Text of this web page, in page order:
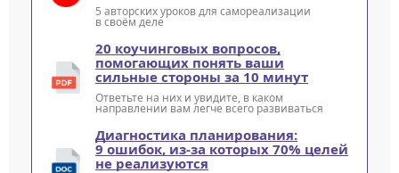
5 авторских уроков для самореализации
в своём деле
20 коучинговых вопросов,
помогающих понять ваши
сильные стороны за 10 минут
Ответьте на них и увидите, в каком
направлении вам легче всего развиваться
Диагностика планирования:
9 ошибок, из-за которых 70% целей
не реализуются